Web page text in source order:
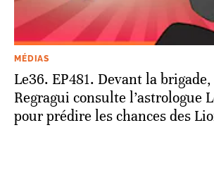
MÉDIAS
Le36. EP481. Devant la
Regragui consulte l’astrologue
pour prédire les chances des